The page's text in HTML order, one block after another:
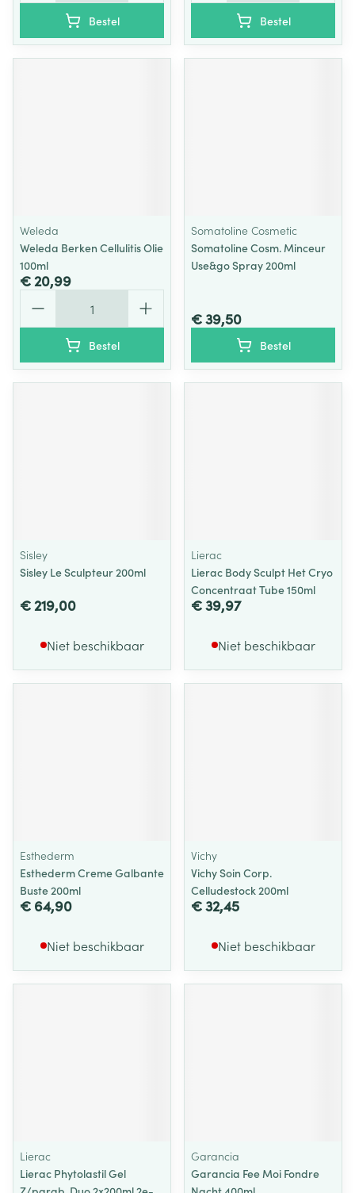
Bestel Bestel
Weleda
Weleda Berken Cellulitis Olie
100ml
€ 20,99
Bestel
Somatoline Cosmetic
Somatoline Cosm. Minceur
Use&go Spray 200ml
€ 39,50
Bestel
Sisley
Sisley Le Sculpteur 200ml
€ 219,00
Niet beschikbaar
Lierac
Lierac Body Sculpt Het Cryo
Concentraat Tube 150ml
€ 39,97
Niet beschikbaar
Esthederm
Esthederm Creme Galbante
Buste 200ml
€ 64,90
Niet beschikbaar
Vichy
Vichy Soin Corp.
Celludestock 200ml
€ 32,45
Niet beschikbaar
Lierac
Lierac Phytolastil Gel
Garancia
Garancia Fee Moi Fondre